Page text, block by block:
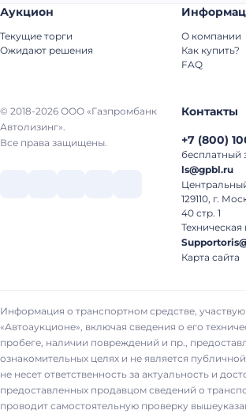
© 2018-2026 ООО «Газпромбанк
Автолизинг».
Все права защищены.
Аукцион
Текущие торги
Ожидают решения
О компании
Как купить?
FAQ
Контакты
+7 (800)
бесплатный
ls@gpbl.ru
129110, г.
40 стр. 1
Карта сайта
Информация о транспортном средстве,
«Автоаукционе», включая сведения о его
пробеге, наличии повреждений и пр.,
ознакомительных целях и не является
не несет ответственность за актуальность и
предоставленных продавцом сведений о
проводит самостоятельную проверку